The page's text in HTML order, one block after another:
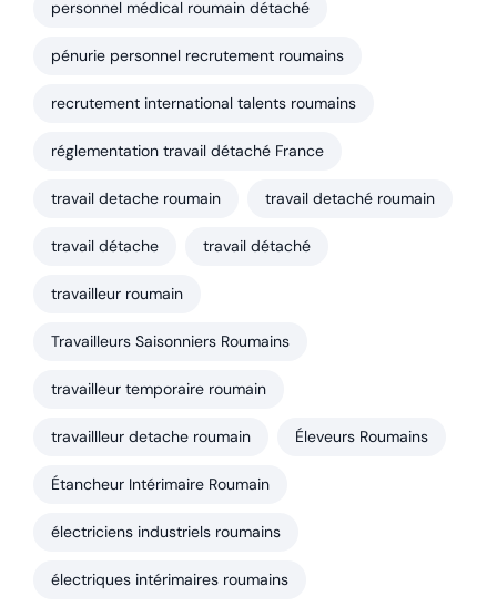
personnel médical roumain détaché
pénurie personnel recrutement roumains
recrutement international talents roumains
réglementation travail détaché France
travail detache roumain travail detaché roumain
travail détache travail détaché
travailleur roumain
Travailleurs Saisonniers Roumains
travailleur temporaire roumain
travaillleur detache roumain Éleveurs Roumains
Étancheur Intérimaire Roumain
électriciens industriels roumains
électriques intérimaires roumains